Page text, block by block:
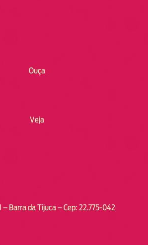
Ouça
Veja
– Barra da Tijuca – Cep: 22.775-042